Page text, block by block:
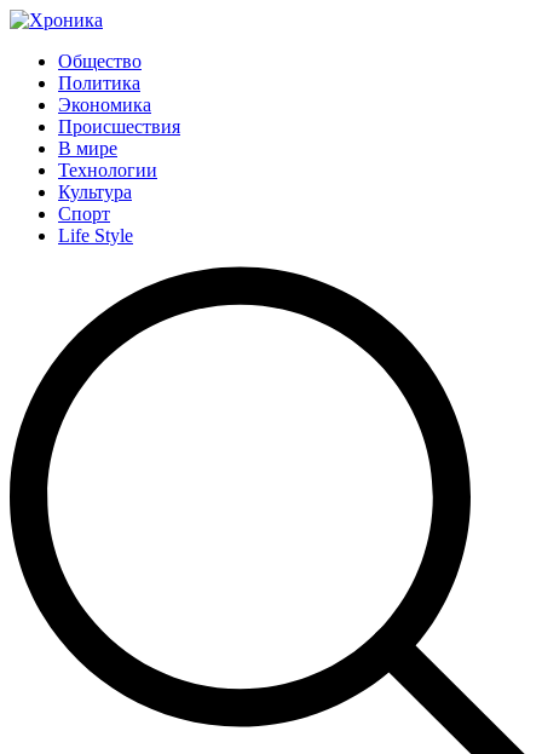
Общество
Политика
Экономика
Происшествия
В мире
Технологии
Культура
Спорт
Life Style